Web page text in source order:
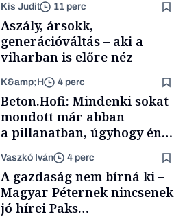
fűszersztori
Kis Judit 11 perc
Aszály, ársokk,
generációváltás – aki a
viharban is előre néz
K&amp;H 4 perc
Beton.Hofi: Mindenki sokat
mondott már abban
a pillanatban, úgyhogy én
gondolataimat akartam
kimondani
Vaszkó Iván 4 perc
A gazdaság nem bírná ki –
Magyar Péternek nincsenek
jó hírei Paks